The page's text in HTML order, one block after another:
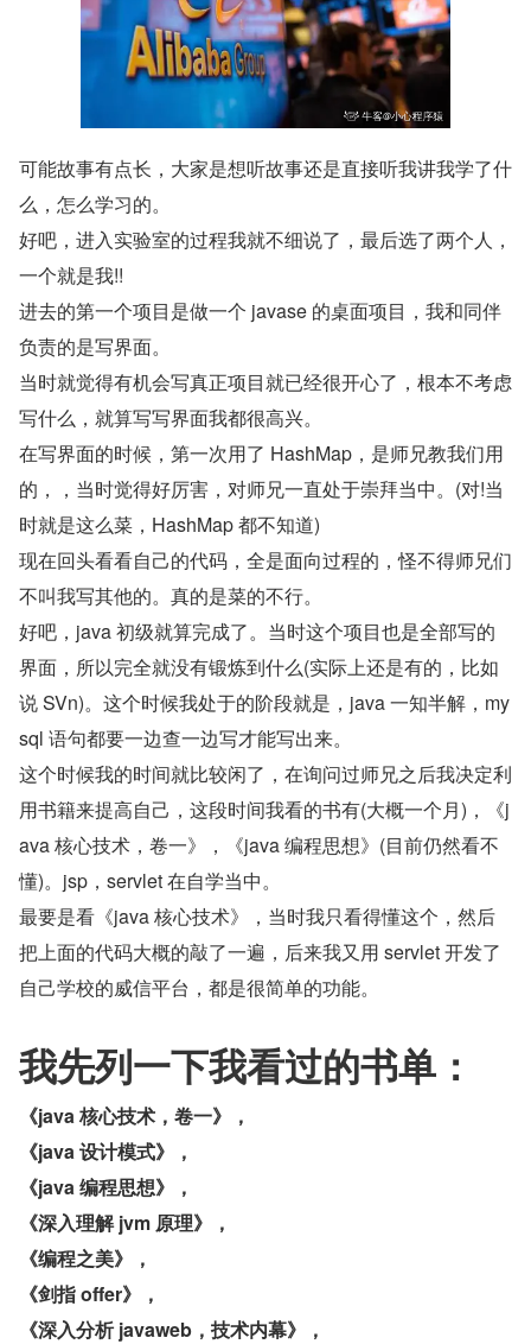
可能故事有点长，大家是想听故事还是直接听我讲我学了什
么，怎么学习的。
好吧，进入实验室的过程我就不细说了，最后选了两个人，
一个就是我!!
进去的第一个项目是做一个 javase 的桌面项目，我和同伴
负责的是写界面。
当时就觉得有机会写真正项目就已经很开心了，根本不考虑
写什么，就算写写界面我都很高兴。
在写界面的时候，第一次用了 HashMap，是师兄教我们用
的，，当时觉得好厉害，对师兄一直处于崇拜当中。(对!当
时就是这么菜，HashMap 都不知道)
现在回头看看自己的代码，全是面向过程的，怪不得师兄们
不叫我写其他的。真的是菜的不行。
好吧，java 初级就算完成了。当时这个项目也是全部写的
界面，所以完全就没有锻炼到什么(实际上还是有的，比如
说 SVn)。这个时候我处于的阶段就是，java 一知半解，my
sql 语句都要一边查一边写才能写出来。
这个时候我的时间就比较闲了，在询问过师兄之后我决定利
用书籍来提高自己，这段时间我看的书有(大概一个月)，《j
ava 核心技术，卷一》，《java 编程思想》(目前仍然看不
懂)。jsp，servlet 在自学当中。
最要是看《java 核心技术》，当时我只看得懂这个，然后
把上面的代码大概的敲了一遍，后来我又用 servlet 开发了
自己学校的威信平台，都是很简单的功能。
我先列一下我看过的书单：
《java 核心技术，卷一》，
《java 设计模式》，
《java 编程思想》，
《深入理解 jvm 原理》，
《编程之美》，
《剑指 offer》，
《深入分析 javaweb，技术内幕》，